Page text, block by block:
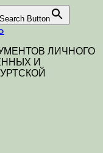
Search Button
ЛИЧНОГО
И